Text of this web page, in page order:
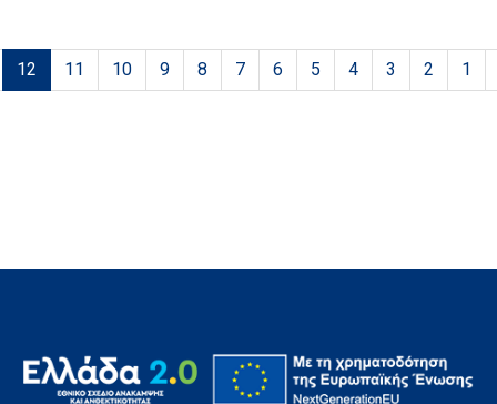
12 11 10 9 8 7 6 5 4 3 2 1